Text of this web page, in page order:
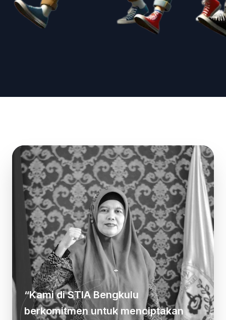
“Kami di STIA Bengkulu
berkomitmen untuk menciptakan